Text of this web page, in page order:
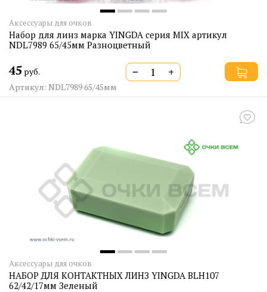
Аксессуары для очков
Набор для линз марка YINGDA серия MIX артикул
NDL7989 65/45мм Разноцветный
45 руб. − +
Артикул: NDL7989 65/45мм
Аксессуары для очков
НАБОР ДЛЯ КОНТАКТНЫХ ЛИНЗ YINGDA BLH107
62/42/17мм Зеленый